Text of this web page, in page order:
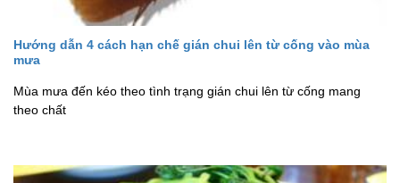
Hướng dẫn 4 cách hạn chế gián chui lên từ cống vào mùa
mưa
Mùa mưa đến kéo theo tình trạng gián chui lên từ cống mang
theo chất